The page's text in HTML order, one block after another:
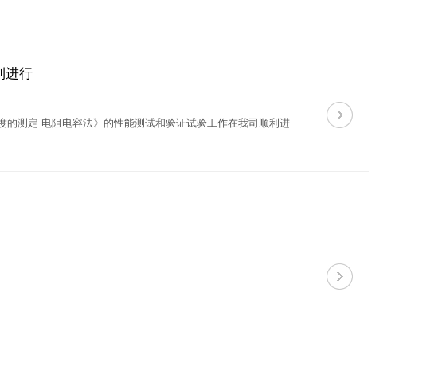
进行
测定 电阻电容法》的性能测试和验证试验工作在我司顺利进